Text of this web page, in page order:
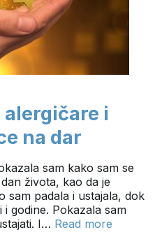
i
na dar
sam kako sam se
života, kao da je
sam padala i ustajala, dok
i godine. Pokazala sam
I… Read more